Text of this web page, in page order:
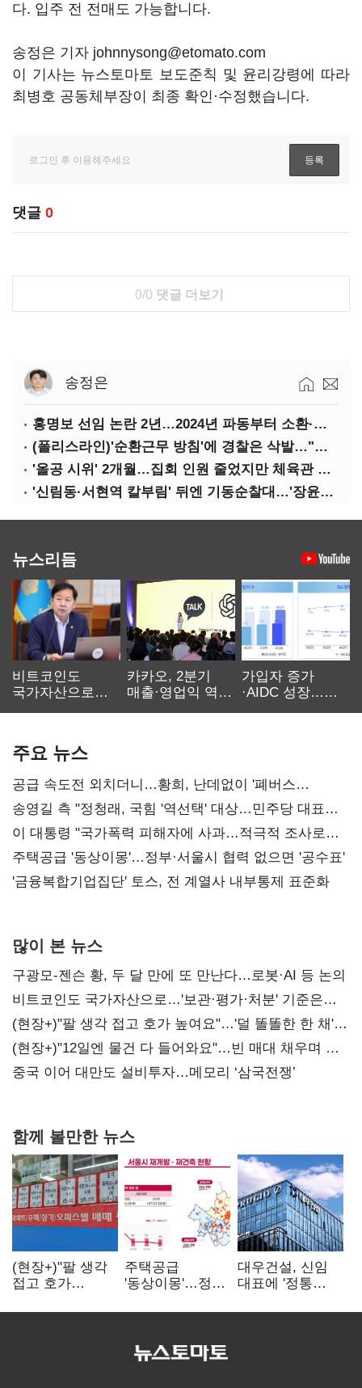
다. 입주 전 전매도 가능합니다.
송정은 기자 johnnysong@etomato.com
이 기사는 뉴스토마토 보도준칙 및 윤리강령에 따라
최병호 공동체부장이 최종 확인·수정했습니다.
댓글 0
0/0 댓글 더보기
송정은
홍명보 선임 논란 2년…2024년 파동부터 소환·압색까지
(폴리스라인)'순환근무 방침'에 경찰은 삭발…"베테랑·수사력 보강 먼저"
'올공 시위' 2개월…집회 인원 줄었지만 체육관 봉쇄 계속
'신림동·서현역 칼부림' 뒤엔 기동순찰대…'장윤기 은폐·조작' 후엔 내부비리수사대
뉴스리듬
비트코인도
국가자산으로…'
카카오, 2분기
매출·영업익 역대
가입자 증가
·AIDC 성장…
주요 뉴스
공급 속도전 외치더니…황희, 난데없이 '폐버스
리모델링' 제안
송영길 측 "정청래, 국힘 '역선택' 대상…민주당 대표로
총선 지휘 못해"
이 대통령 "국가폭력 피해자에 사과…적극적 조사로
진실 밝혀야"
주택공급 '동상이몽'…정부·서울시 협력 없으면 '공수표'
'금융복합기업집단' 토스, 전 계열사 내부통제 표준화
많이 본 뉴스
구광모-젠슨 황, 두 달 만에 또 만난다…로봇·AI 등 논의
비트코인도 국가자산으로…'보관·평가·처분' 기준은
숙제
(현장+)"팔 생각 접고 호가 높여요"…'덜 똘똘한 한 채'
20억 키맞추기
(현장+)"12일엔 물건 다 들어와요"…빈 매대 채우며 문
연 홈플러스
중국 이어 대만도 설비투자…메모리 ‘삼국전쟁’
함께 볼만한 뉴스
(현장+)"팔 생각
접고 호가
똘똘한 한 채'
주택공급
'동상이몽'…정부
없으면 '공수표'
대우건설, 신임
대표에 '정통
부사장 내정